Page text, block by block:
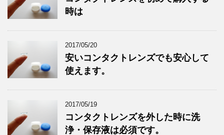
時は
2017/05/20
安いコンタクトレンズでも安心して
使えます。
2017/05/19
コンタクトレンズを外した時に洗
浄・保存液は必須です。